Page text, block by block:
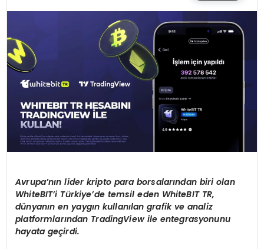
Avrupa’nın lider kripto para borsalarından biri olan
WhiteBIT’i Türkiye’de temsil eden WhiteBIT TR,
dünyanın en yaygın kullanılan grafik ve analiz
platformlarından TradingView ile entegrasyonunu
hayata geçirdi.